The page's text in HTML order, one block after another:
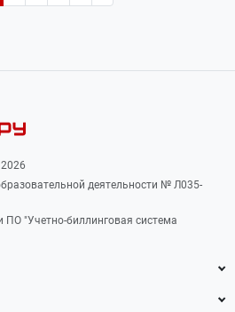
деятельности № Л035-
"Учетно-биллинговая система